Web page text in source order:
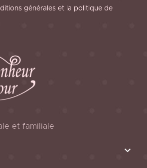
générales et la politique de
et familiale
